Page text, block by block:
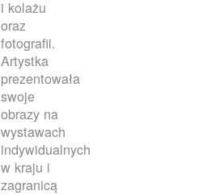
i kolażu
oraz
fotografii.
Artystka
prezentowała
swoje
obrazy na
wystawach
indywidualnych
w kraju i
zagranicą